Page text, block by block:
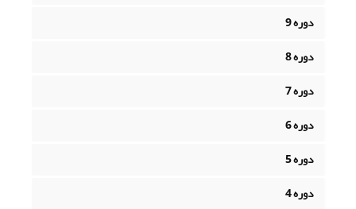
دوره 9
دوره 8
دوره 7
دوره 6
دوره 5
دوره 4